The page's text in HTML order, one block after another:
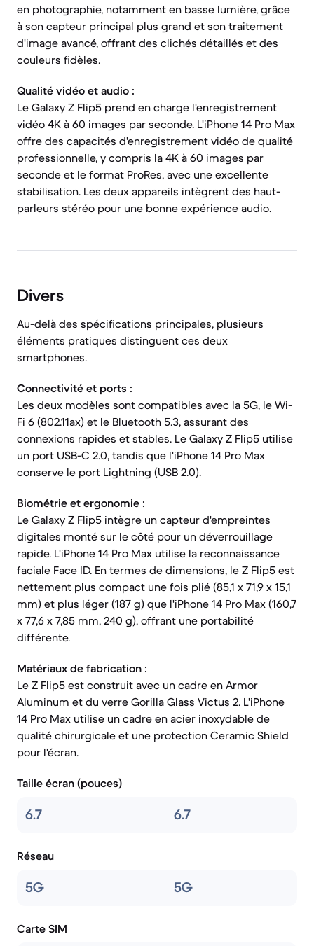
en photographie, notamment en basse lumière, grâce
à son capteur principal plus grand et son traitement
d'image avancé, offrant des clichés détaillés et des
couleurs fidèles.
Qualité vidéo et audio :
Le Galaxy Z Flip5 prend en charge l'enregistrement
vidéo 4K à 60 images par seconde. L'iPhone 14 Pro Max
offre des capacités d'enregistrement vidéo de qualité
professionnelle, y compris la 4K à 60 images par
seconde et le format ProRes, avec une excellente
stabilisation. Les deux appareils intègrent des haut-
parleurs stéréo pour une bonne expérience audio.
Divers
Au-delà des spécifications principales, plusieurs
éléments pratiques distinguent ces deux
smartphones.
Connectivité et ports :
Les deux modèles sont compatibles avec la 5G, le Wi-
Fi 6 (802.11ax) et le Bluetooth 5.3, assurant des
connexions rapides et stables. Le Galaxy Z Flip5 utilise
un port USB-C 2.0, tandis que l'iPhone 14 Pro Max
conserve le port Lightning (USB 2.0).
Biométrie et ergonomie :
Le Galaxy Z Flip5 intègre un capteur d'empreintes
digitales monté sur le côté pour un déverrouillage
rapide. L'iPhone 14 Pro Max utilise la reconnaissance
faciale Face ID. En termes de dimensions, le Z Flip5 est
nettement plus compact une fois plié (85,1 x 71,9 x 15,1
mm) et plus léger (187 g) que l'iPhone 14 Pro Max (160,7
x 77,6 x 7,85 mm, 240 g), offrant une portabilité
différente.
Matériaux de fabrication :
Le Z Flip5 est construit avec un cadre en Armor
Aluminum et du verre Gorilla Glass Victus 2. L'iPhone
14 Pro Max utilise un cadre en acier inoxydable de
qualité chirurgicale et une protection Ceramic Shield
pour l'écran.
Taille écran (pouces)
6.7 6.7
Réseau
5G 5G
Carte SIM